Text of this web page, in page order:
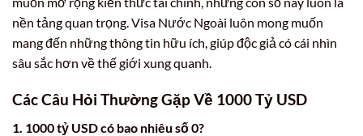
nền tảng quan trọng. Visa Nước Ngoài luôn mong muốn
mang đến những thông tin hữu ích, giúp độc giả có cái nhìn
sâu sắc hơn về thế giới xung quanh.
Các Câu Hỏi Thường Gặp Về 1000 Tỷ USD
1. 1000 tỷ USDcó bao nhiêu số 0?